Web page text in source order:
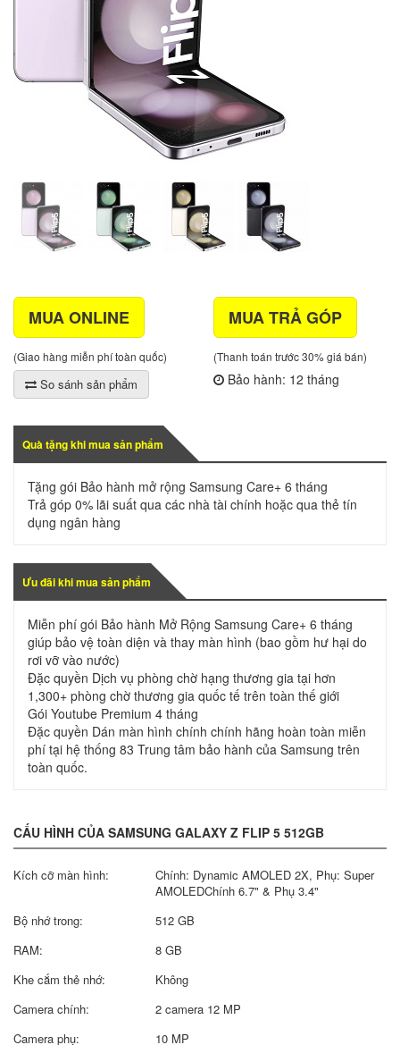
MUA ONLINE
(Giao hàng miễn phí toàn quốc)
So sánh sản phẩm
MUA TRẢ GÓP
(Thanh toán trước 30% giá bán)
Bảo hành: 12 tháng
Quà tặng khi mua sản phẩm
Tặng gói Bảo hành mở rộng Samsung Care+ 6 tháng
Trả góp 0% lãi suất qua các nhà tài chính hoặc qua thẻ tín
dụng ngân hàng
Ưu đãi khi mua sản phẩm
Miễn phí gói Bảo hành Mở Rộng Samsung Care+ 6 tháng
giúp bảo vệ toàn diện và thay màn hình (bao gồm hư hại do
rơi vỡ vào nước)
Đặc quyền Dịch vụ phòng chờ hạng thương gia tại hơn
1,300+ phòng chờ thương gia quốc tế trên toàn thế giới
Gói Youtube Premium 4 tháng
Đặc quyền Dán màn hình chính chính hãng hoàn toàn miễn
phí tại hệ thống 83 Trung tâm bảo hành của Samsung trên
toàn quốc.
CẤU HÌNH CỦA SAMSUNG GALAXY Z FLIP 5 512GB
Kích cỡ màn hình:
Chính: Dynamic AMOLED 2X, Phụ: Super
AMOLEDChính 6.7" & Phụ 3.4"
Bộ nhớ trong:
512 GB
RAM:
8 GB
Khe cắm thẻ nhớ:
Không
Camera chính:
2 camera 12 MP
Camera phụ:
10 MP